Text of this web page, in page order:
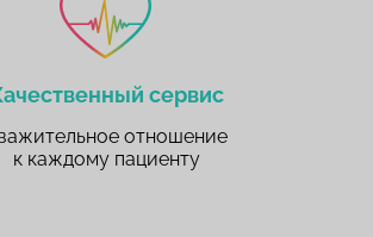
сервис
отношение
к каждому пациенту